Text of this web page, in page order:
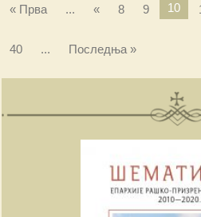
« Прва ... « 8 9 10
40
... Последња »